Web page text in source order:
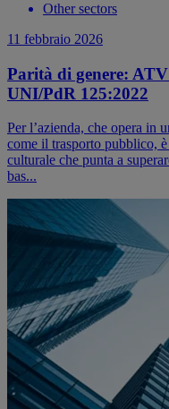
Other sectors
11 febbraio 2026
Parità di genere:
UNI/PdR 125:2022
Per l’azienda, che opera in
come il trasporto pubblico,
culturale che punta a
bas...